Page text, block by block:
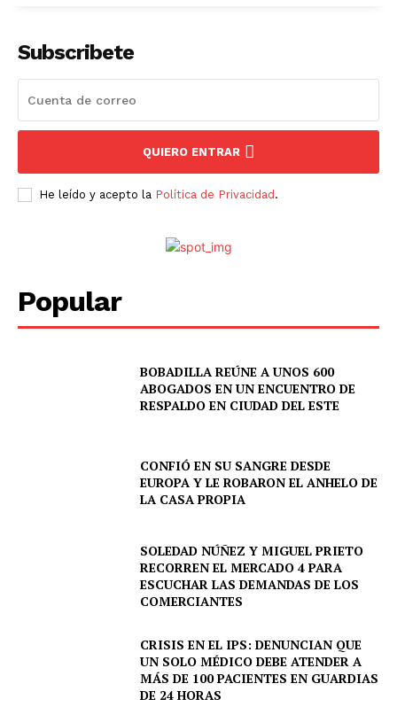
Subscribete
QUIERO ENTRAR
He leído y acepto la Política de Privacidad .
Popular
BOBADILLA REÚNE A UNOS 600
ABOGADOS EN UN ENCUENTRO DE
RESPALDO EN CIUDAD DEL ESTE
CONFIÓ EN SU SANGRE DESDE
EUROPA Y LE ROBARON EL ANHELO DE
LA CASA PROPIA
SOLEDAD NÚÑEZ Y MIGUEL PRIETO
RECORREN EL MERCADO 4 PARA
ESCUCHAR LAS DEMANDAS DE LOS
COMERCIANTES
CRISIS EN EL IPS: DENUNCIAN QUE
UN SOLO MÉDICO DEBE ATENDER A
MÁS DE 100 PACIENTES EN GUARDIAS
DE 24 HORAS